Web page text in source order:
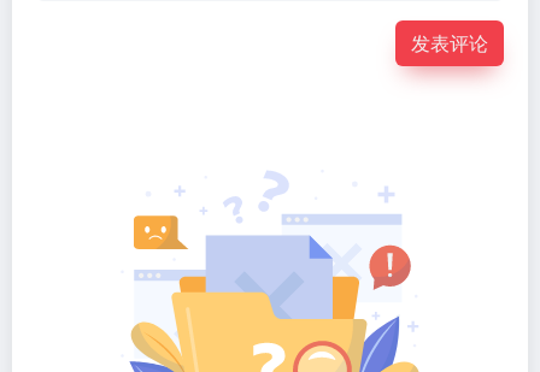
发表评论